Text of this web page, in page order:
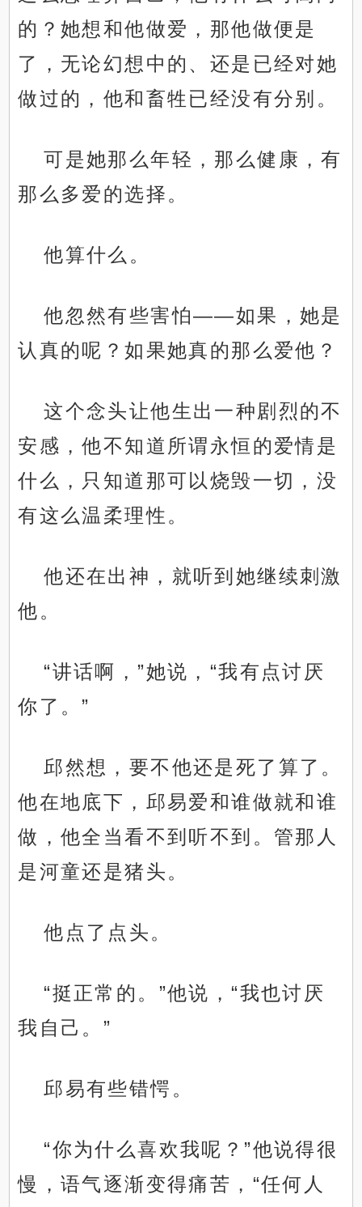
的？她想和他做爱，那他做便是
了，无论幻想中的、还是已经对她
做过的，他和畜牲已经没有分别。
可是她那么年轻，那么健康，有
那么多爱的选择。
他算什么。
他忽然有些害怕——如果，她是
认真的呢？如果她真的那么爱他？
这个念头让他生出一种剧烈的不
安感，他不知道所谓永恒的爱情是
什么，只知道那可以烧毁一切，没
有这么温柔理性。
他还在出神，就听到她继续刺激
他。
“讲话啊，”她说，“我有点讨厌
你了。”
邱然想，要不他还是死了算了。
他在地底下，邱易爱和谁做就和谁
做，他全当看不到听不到。管那人
是河童还是猪头。
他点了点头。
“挺正常的。”他说，“我也讨厌
我自己。”
邱易有些错愕。
“你为什么喜欢我呢？”他说得很
慢，语气逐渐变得痛苦，“任何人